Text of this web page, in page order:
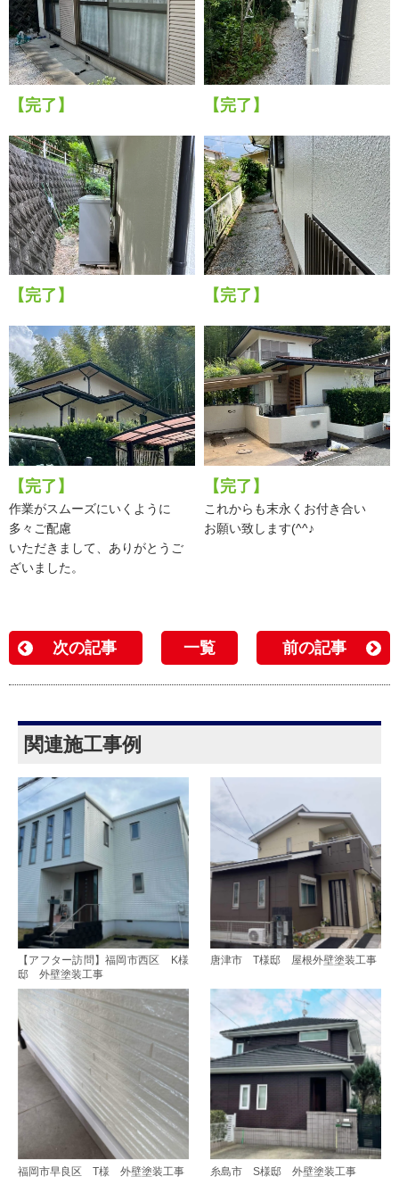
【完了】 【完了】
【完了】 【完了】
【完了】
作業がスムーズにいくように
多々ご配慮
いただきまして、ありがとうご
ざいました。
【完了】
これからも末永くお付き合い
お願い致します(^^♪
次の記事 一覧 前の記事
関連施工事例
【アフター訪問】福岡市西区 K様
邸 外壁塗装工事
唐津市 T様邸 屋根外壁塗装工事
福岡市早良区 T様 外壁塗装工事 糸島市 S様邸 外壁塗装工事